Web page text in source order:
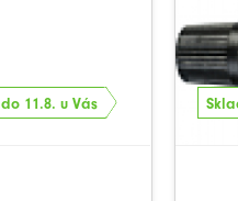
11.8. u Vás